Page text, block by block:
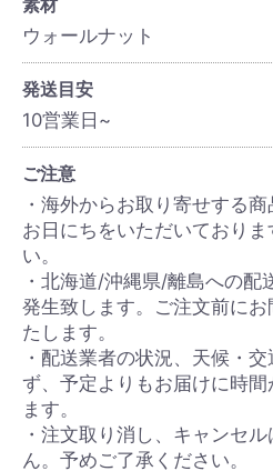
素材
ウォールナット
発送目安
10営業日~
ご注意
・海外からお取り寄せする
お日にちをいただいており
い。
・北海道/沖縄県/離島への配
発生致します。ご注文前に
たします。
・配送業者の状況、天候・
ず、予定よりもお届けに時
ます。
・注文取り消し、キャンセ
ん。予めご了承ください。